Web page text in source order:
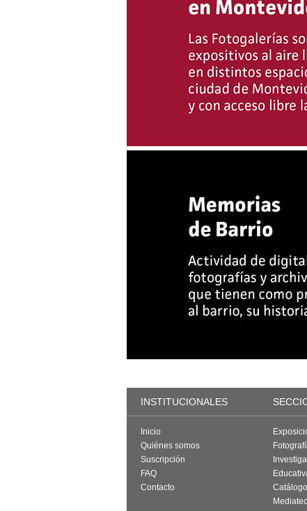
INSTITUCIONALES
Inicio
Quiénes somos
Suscripción
FAQ
Contacto
Catálogo